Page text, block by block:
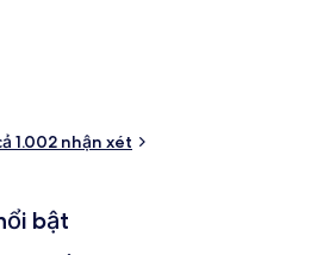
bơi trong nhà và quán bar cạnh hồ
viên nhiệt tình.
1.002 nhận xét
bật